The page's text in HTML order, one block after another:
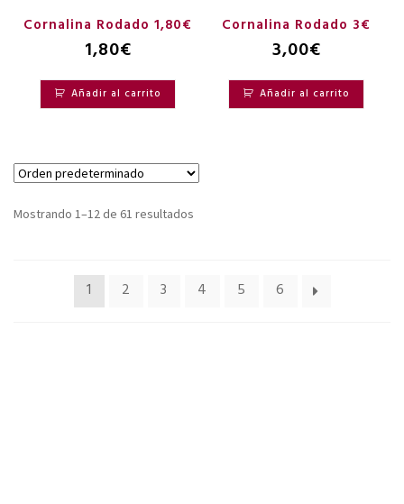
Cornalina Rodado 1,80€
1,80€
Añadir al carrito
Cornalina Rodado 3€
3,00€
Añadir al carrito
Mostrando 1–12 de 61 resultados
1 2 3 4 5 6